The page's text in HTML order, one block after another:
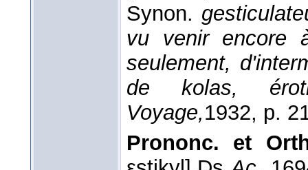
Synon.
vu venir encore
seulement,
de kolas,
Voyage,1932, p.
Prononc. et